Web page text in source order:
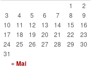
1
2
3
4 5 6 7 8
9
10
11 12 13 14 15
16
17
18 19 20 21 22
23
24
25 26 27 28 29
30
31
« Mai